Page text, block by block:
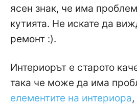
ясен знак, че има
кутията. Не искате да
ремонт :).
Интериорът е старото
така че може да има
елементите на интериора